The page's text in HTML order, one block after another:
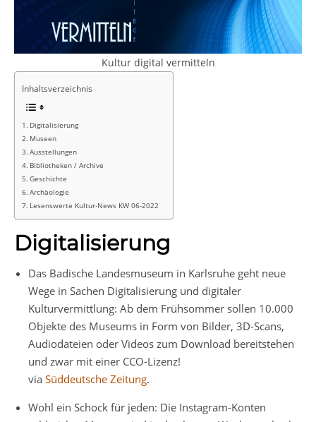
Kultur digital vermitteln
Inhaltsverzeichnis
Digitalisierung
Museen
Ausstellungen
Bibliotheken / Archive
Geschichte
Archäologie
Lesenswerte Kultur-News KW 06-2022
Digitalisierung
Das Badische Landesmuseum in Karlsruhe geht neue
Wege in Sachen Digitalisierung und digitaler
Kulturvermittlung: Ab dem Frühsommer sollen 10.000
Objekte des Museums in Form von Bilder, 3D-Scans,
Audiodateien oder Videos zum Download bereitstehen
und zwar mit einer CCO-Lizenz!
via Süddeutsche Zeitung.
Wohl ein Schock für jeden: Die Instagram-Konten